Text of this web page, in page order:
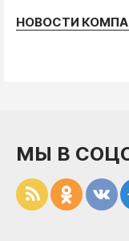
НОВОСТИ
МЫ В